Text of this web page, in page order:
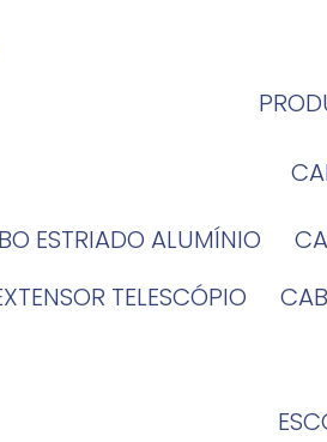
ESTRIADO ALUMÍNIO
TELESCÓPIO